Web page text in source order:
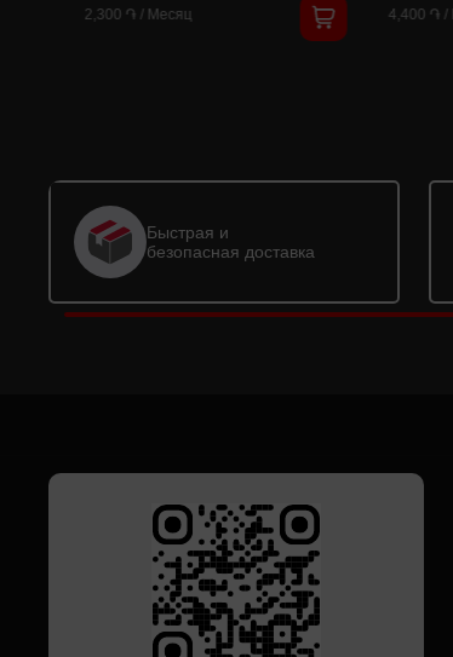
2,300 ֏ / Месяц 4,400 ֏ /
Быстрая и
безопасная доставка